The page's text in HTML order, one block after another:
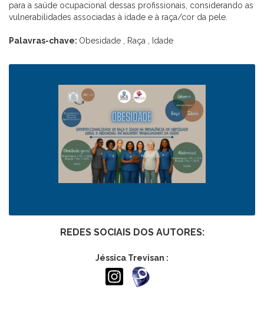
para a saúde ocupacional dessas profissionais, considerando as
vulnerabilidades associadas à idade e à raça/cor da pele.
Palavras-chave: Obesidade , Raça , Idade
REDES SOCIAIS DOS AUTORES:
Jéssica Trevisan :